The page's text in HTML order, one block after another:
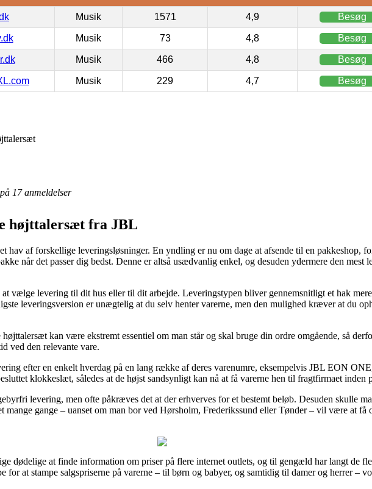
Musik 1571 4,9 Besøg
Musik 73 4,8 Besøg
Musik 466 4,8 Besøg
Musik 229 4,7 Besøg
17anmeldelser
højttalersæt fra JBL
hav af forskellige leveringsløsninger. En yndling er nu om dage at afsende til en pakkeshop,
når det passer dig bedst. Denne er altså usædvanlig enkel, og desuden ydermere den mest
vælge levering til dit hus eller til dit arbejde. Leveringstypen bliver gennemsnitligt et hak
leveringsversion er unægtelig at du selv henter varerne, men den mulighed kræver at du
kan være ekstremt essentiel om man står og skal bruge din ordre omgående, så
ved den relevante vare.
efter en enkelt hverdag på en lang række af deres varenumre, eksempelvis JBL EON
klokkeslæt, således at de højst sandsynligt kan nå at få varerne hen til fragtfirmaet inden
levering, men ofte påkræves det at der erhverves for et bestemt beløb. Desuden skulle
gange – uanset om man bor ved Hørsholm, Frederikssund eller Tønder – vil være at få
dødelige at finde information om priser på flere internet outlets, og til gengæld har langt de
for at stampe salgspriserne på varerne – til børn og babyer, og samtidig til damer og herrer –